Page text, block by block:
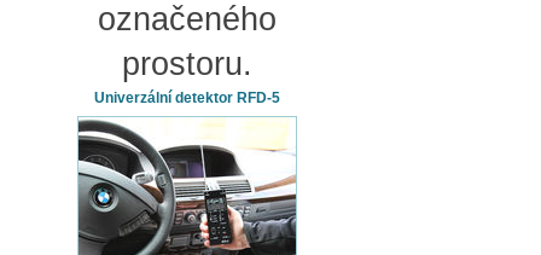
označeného
prostoru.
Univerzální detektor RFD-5